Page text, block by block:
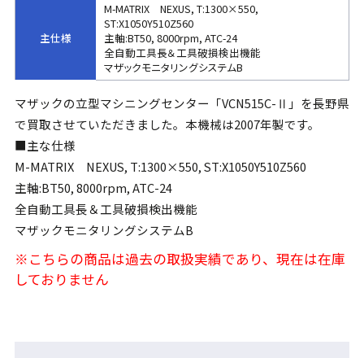
主仕様
M-MATRIX NEXUS, T:1300×550,
ST:X1050Y510Z560
主軸:BT50, 8000rpm, ATC-24
全自動工具長＆工具破損検出機能
マザックモニタリングシステムB
マザックの立型マシニングセンター「VCN515C-Ⅱ」を長野県
で買取させていただきました。本機械は2007年製です。
■主な仕様
M-MATRIX NEXUS, T:1300×550, ST:X1050Y510Z560
主軸:BT50, 8000rpm, ATC-24
全自動工具長＆工具破損検出機能
マザックモニタリングシステムB
※こちらの商品は過去の取扱実績であり、現在は在庫
しておりません